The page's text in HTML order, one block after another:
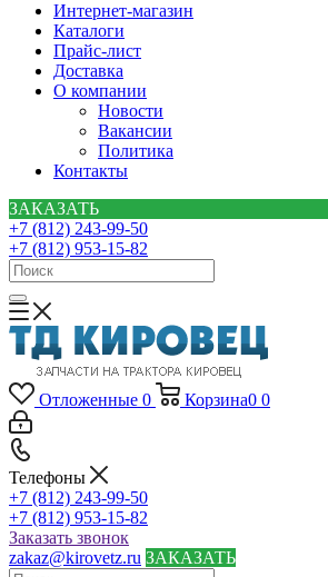
Интернет-магазин
Каталоги
Прайс-лист
Доставка
О компании
Новости
Вакансии
Политика
Контакты
ЗАКАЗАТЬ
+7 (812) 243-99-50
+7 (812) 953-15-82
Отложенные 0 Корзина0 0
Телефоны
+7 (812) 243-99-50
+7 (812) 953-15-82
Заказать звонок
zakaz@kirovetz.ru ЗАКАЗАТЬ